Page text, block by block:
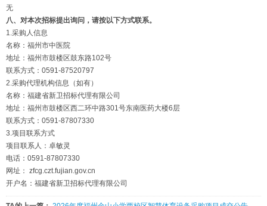
无
八、对本次招标提出询问，请按以下方式联系。
1.采购人信息
名称：福州市中医院
地址：福州市鼓楼区鼓东路102号
联系方式：0591-87520797
2.采购代理机构信息（如有）
名称：福建省新卫招标代理有限公司
地址：福州市鼓楼区西二环中路301号东南医药大楼6层
联系方式：0591-87807330
3.项目联系方式
项目联系人：卓敏灵
电话：0591-87807330
网址： zfcg.czt.fujian.gov.cn
开户名：福建省新卫招标代理有限公司